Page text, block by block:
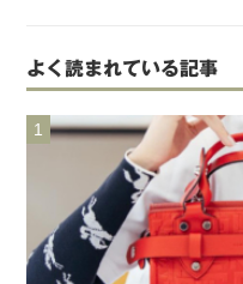
よく読まれている記事